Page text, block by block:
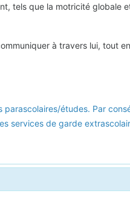
tels que la motricité globale
à travers lui, tout
études. Par
services de garde